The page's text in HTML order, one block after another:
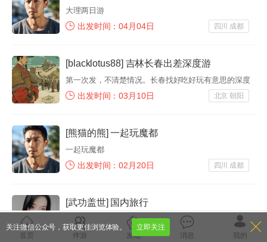
大理两日游
出发时间：04月04日 四川 成都
[blacklotus88] 吉林长春出差深度游
第一次发，不清楚情况。长春找好吃好玩有意思的深度
游 出发时间：03月10日 北京 朝阳
[熊猫的熊] 一起玩魔都
一起玩魔都
出发时间：02月20日 四川 成都
[武功盖世] 国内旅行
人好最好
出发时间：11月01日 四川 成都
首页 伴游 发现 消息 我的
关注微信公众号，获取更佳浏览体验。 立即关注